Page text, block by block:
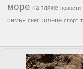
море на пляже новости
семья снег солнце спорт